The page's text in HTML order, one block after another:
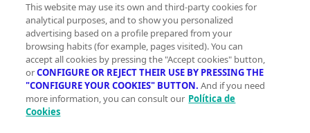
This website may use its own and third-party cookies for
analytical purposes, and to show you personalized
advertising based on a profile prepared from your
browsing habits (for example, pages visited). You can
accept all cookies by pressing the "Accept cookies" button,
orCONFIGURE OR REJECT THEIR USE BY PRESSING THE
"CONFIGURE YOUR COOKIES" BUTTON. And if you need
more information, you can consult our Política de
Cookies